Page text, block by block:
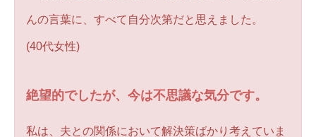
んの言葉に、すべて自分次第だと思えました。
(40代女性)
絶望的でしたが、今は不思議な気分です。
私は、夫との関係において解決策ばかり考えていま